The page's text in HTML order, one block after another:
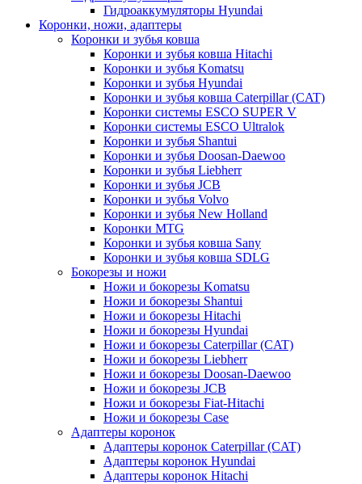
Гидроаккумуляторы Hyundai
Коронки, ножи, адаптеры
Коронки и зубья ковша
Коронки и зубья ковша Hitachi
Коронки и зубья Komatsu
Коронки и зубья Hyundai
Коронки и зубья ковша Caterpillar (CAT)
Коронки системы ESCO SUPER V
Коронки системы ESCO Ultralok
Коронки и зубья Shantui
Коронки и зубья Doosan-Daewoo
Коронки и зубья Liebherr
Коронки и зубья JCB
Коронки и зубья Volvo
Коронки и зубья New Holland
Коронки MTG
Коронки и зубья ковша Sany
Коронки и зубья ковша SDLG
Бокорезы и ножи
Ножи и бокорезы Komatsu
Ножи и бокорезы Shantui
Ножи и бокорезы Hitachi
Ножи и бокорезы Hyundai
Ножи и бокорезы Caterpillar (CAT)
Ножи и бокорезы Liebherr
Ножи и бокорезы Doosan-Daewoo
Ножи и бокорезы JCB
Ножи и бокорезы Fiat-Hitachi
Ножи и бокорезы Case
Адаптеры коронок
Адаптеры коронок Caterpillar (CAT)
Адаптеры коронок Hyundai
Адаптеры коронок Hitachi